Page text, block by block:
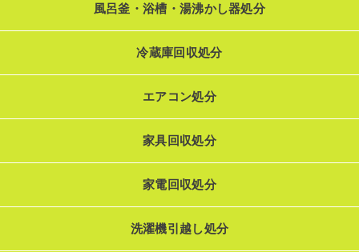
風呂釜・浴槽・湯沸かし器処分
冷蔵庫回収処分
エアコン処分
家具回収処分
家電回収処分
洗濯機引越し処分